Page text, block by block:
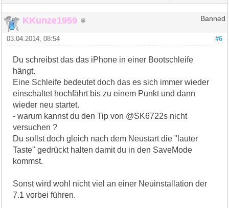
KKunze1959 Banned
#6
03.04.2014, 08:54
Du schreibst das das iPhone in einer Bootschleife
hängt.
Eine Schleife bedeutet doch das es sich immer wieder
einschaltet hochfährt bis zu einem Punkt und dann
wieder neu startet.
- warum kannst du den Tip von @SK6722s nicht
versuchen ?
Du sollst doch gleich nach dem Neustart die "lauter
Taste" gedrückt halten damit du in den SaveMode
kommst.
Sonst wird wohl nicht viel an einer Neuinstallation der
7.1 vorbei führen.